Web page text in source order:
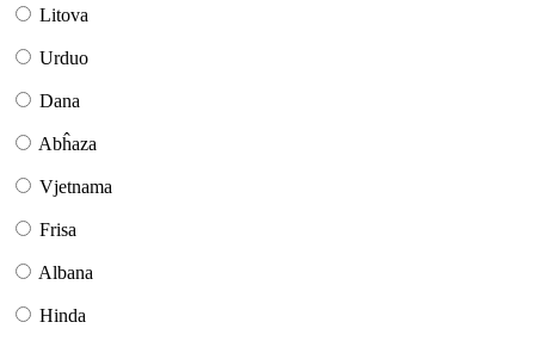
Litova
Urduo
Dana
Abĥaza
Vjetnama
Frisa
Albana
Hinda